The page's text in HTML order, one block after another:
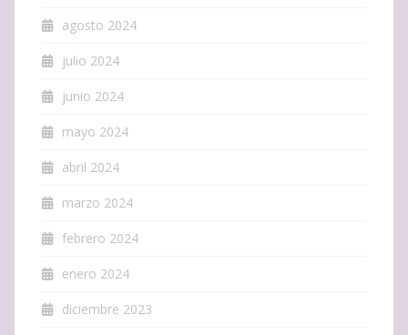
agosto 2024
julio 2024
junio 2024
mayo 2024
abril 2024
marzo 2024
febrero 2024
enero 2024
diciembre 2023